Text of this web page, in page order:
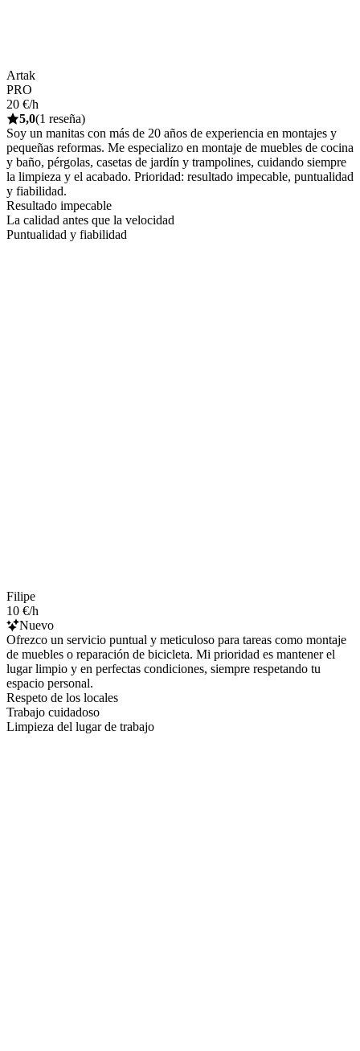
Artak
PRO
20 €/h
5,0(1 reseña)
Soy un manitas con más de 20 años de experiencia en montajes y
pequeñas reformas. Me especializo en montaje de muebles de cocina
y baño, pérgolas, casetas de jardín y trampolines, cuidando siempre
la limpieza y el acabado. Prioridad: resultado impecable, puntualidad
y fiabilidad.
Resultado impecable
La calidad antes que la velocidad
Puntualidad y fiabilidad
Filipe
10 €/h
Nuevo
Ofrezco un servicio puntual y meticuloso para tareas como montaje
de muebles o reparación de bicicleta. Mi prioridad es mantener el
lugar limpio y en perfectas condiciones, siempre respetando tu
espacio personal.
Respeto de los locales
Trabajo cuidadoso
Limpieza del lugar de trabajo